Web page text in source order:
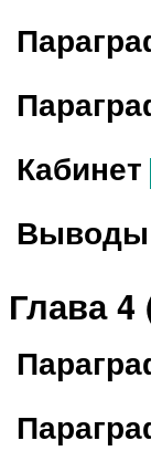
Кабинет
Выводы
Глава